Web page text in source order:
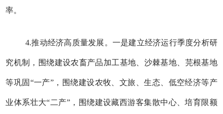
率。
4.推动经济高质量发展。一是建立经济运行季度分析研
究机制，围绕建设农畜产品加工基地、沙棘基地、芫根基地
等巩固“一产”，围绕建设农牧、文旅、生态、低空经济等产
业体系壮大“二产”，围绕建设藏西游客集散中心、培育限额